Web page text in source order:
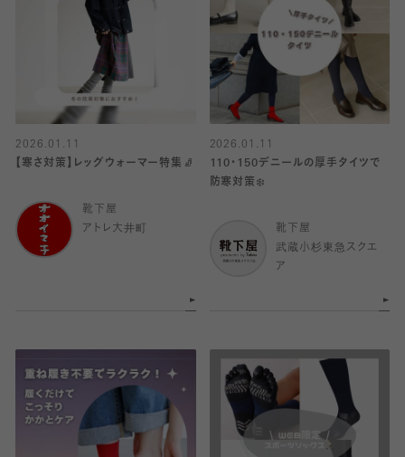
2026.01.11
【寒さ対策】レッグウォーマー特集🧦
靴下屋
アトレ大井町
2026.01.11
110・150デニールの厚手タイツで
防寒対策❄️
靴下屋
武蔵小杉東急スクエ
ア